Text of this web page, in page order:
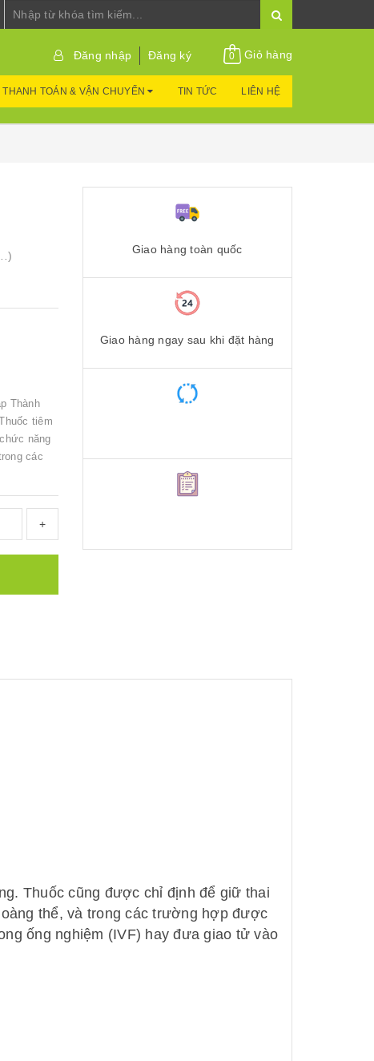
Đăng nhập Đăng ký 0 Giỏ hàng
THANH TOÁN & VẬN CHUYỂN TIN TỨC LIÊN HỆ
)
Thành
tiêm
năng
các
+
Giao hàng toàn quốc
Giao hàng ngay sau khi đặt hàng
Thuốc cũng được chỉ định để giữ thai
thể, và trong các trường hợp được
ống nghiệm (IVF) hay đưa giao tử vào